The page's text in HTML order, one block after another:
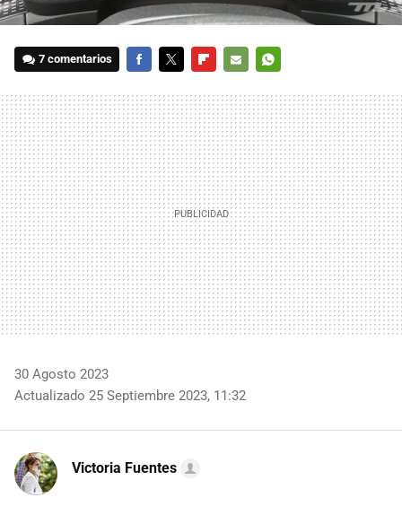
7 comentarios
MAIL
30 Agosto 2023
Actualizado 25 Septiembre 2023, 11:32
Victoria Fuentes